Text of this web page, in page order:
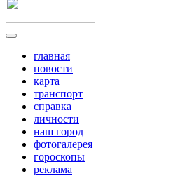
главная
новости
карта
транспорт
справка
личности
наш город
фотогалерея
гороскопы
реклама